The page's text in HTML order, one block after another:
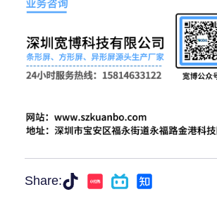
Share: